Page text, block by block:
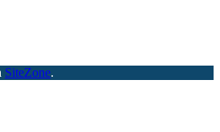
SiteZone.